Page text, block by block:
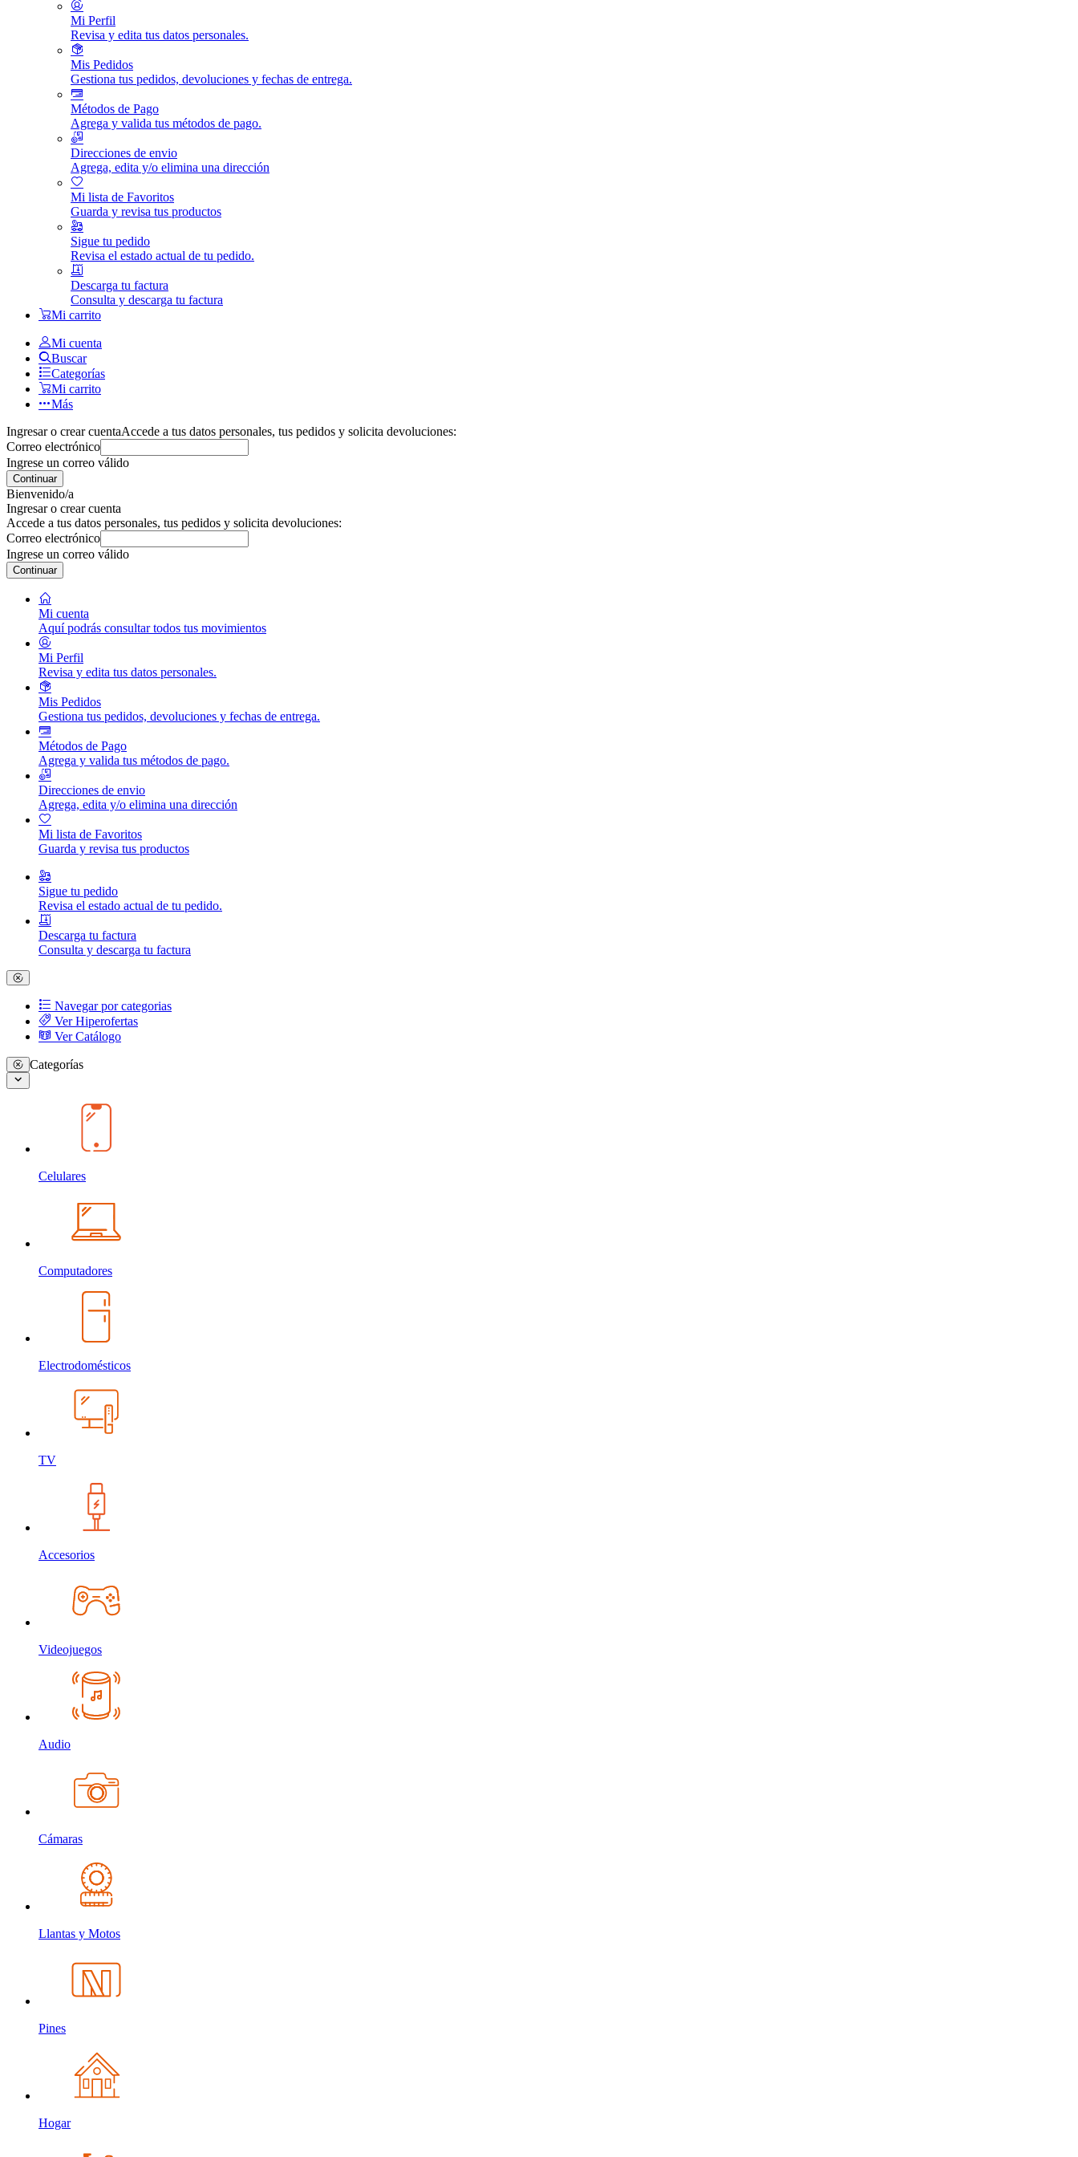
Mi Perfil
Revisa y edita tus datos personales.
Mis Pedidos
Gestiona tus pedidos, devoluciones y fechas de entrega.
Métodos de Pago
Agrega y valida tus métodos de pago.
Direcciones de envio
Agrega, edita y/o elimina una dirección
Mi lista de Favoritos
Guarda y revisa tus productos
Sigue tu pedido
Revisa el estado actual de tu pedido.
Descarga tu factura
Consulta y descarga tu factura
Mi carrito
Mi cuenta
Buscar
Categorías
Mi carrito
Más
Ingresar o crear cuentaAccede a tus datos personales, tus pedidos y solicita devoluciones:
Correo electrónico
Ingrese un correo válido
Continuar
Bienvenido/a
Ingresar o crear cuenta
Accede a tus datos personales, tus pedidos y solicita devoluciones:
Correo electrónico
Ingrese un correo válido
Continuar
Mi cuenta
Aquí podrás consultar todos tus movimientos
Mi Perfil
Revisa y edita tus datos personales.
Mis Pedidos
Gestiona tus pedidos, devoluciones y fechas de entrega.
Métodos de Pago
Agrega y valida tus métodos de pago.
Direcciones de envio
Agrega, edita y/o elimina una dirección
Mi lista de Favoritos
Guarda y revisa tus productos
Sigue tu pedido
Revisa el estado actual de tu pedido.
Descarga tu factura
Consulta y descarga tu factura
Navegar por categorias
Ver Hiperofertas
Ver Catálogo
Categorías
Celulares
Computadores
Electrodomésticos
TV
Accesorios
Videojuegos
Audio
Cámaras
Llantas y Motos
Pines
Hogar